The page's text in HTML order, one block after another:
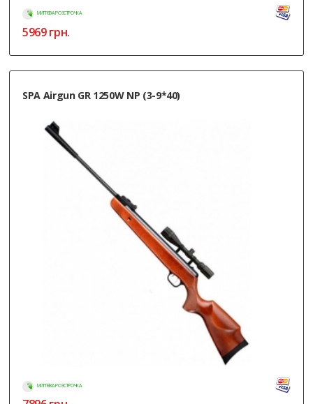
МИТТЄВА РОЗСТРОЧКА
5969грн.
SPA Airgun GR 1250W NP (3-9*40)
МИТТЄВА РОЗСТРОЧКА